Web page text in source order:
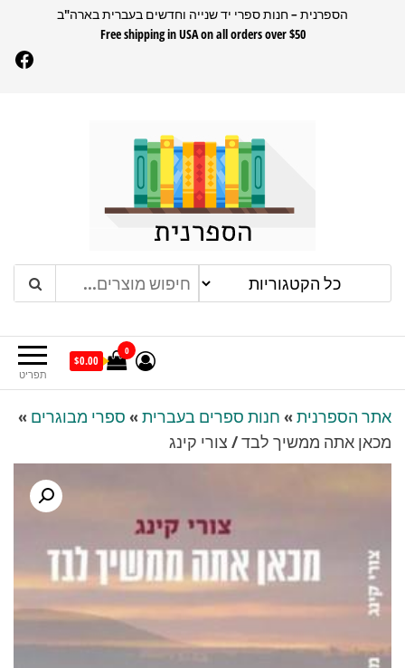
הספרנית – חנות ספרי יד שנייה וחדשים בעברית בארה"ב
Free shipping in USA on all orders over $50
הספרנית
תפריט
0
$0.00
אתר הספרנית » חנות ספרים בעברית » ספרי מבוגרים »
מכאן אתה ממשיך לבד / צורי קינג